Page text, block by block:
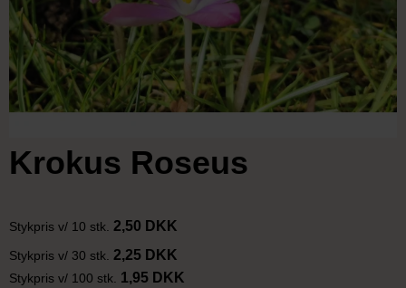
Krokus Roseus
Stykpris v/ 10 stk. 2,50 DKK
Stykpris v/ 30 stk. 2,25 DKK
Stykpris v/ 100 stk. 1,95 DKK